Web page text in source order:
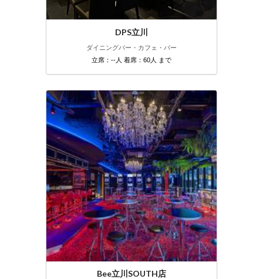
DPS立川
ダイニングバー・カフェ・バー
立席：--人 着席：60人 まで
Bee立川SOUTH店